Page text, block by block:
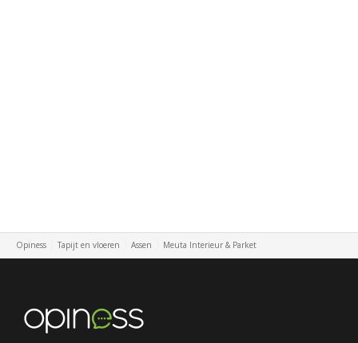
Opiness Tapijt en vloeren Assen Meuta Interieur & Parket